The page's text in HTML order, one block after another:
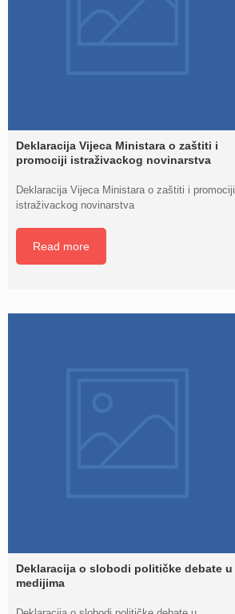
Deklaracija Vijeca Ministara o zaštiti i
promociji istraživackog novinarstva
Deklaracija Vijeca Ministara o zaštiti i promociji
istraživackog novinarstva
Read more
Deklaracija o slobodi političke debate u
medijima